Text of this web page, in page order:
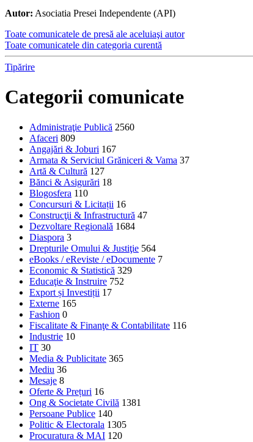
Autor: Asociatia Presei Independente (API)
Toate comunicatele de presă ale aceluiaşi autor
Toate comunicatele din categoria curentă
Tipărire
Categorii comunicate
Administraţie Publică 2560
Afaceri 809
Angajări & Joburi 167
Armata & Serviciul Grăniceri & Vama 37
Artă & Cultură 127
Bănci & Asigurări 18
Blogosfera 110
Concursuri & Licitații 16
Construcţii & Infrastructură 47
Dezvoltare Regională 1684
Diaspora 3
Drepturile Omului & Justiţie 564
eBooks / eReviste / eDocumente 7
Economic & Statistică 329
Educaţie & Instruire 752
Export și Investiții 17
Externe 165
Fashion 0
Fiscalitate & Finanţe & Contabilitate 116
Industrie 10
IT 30
Media & Publicitate 365
Mediu 36
Mesaje 8
Oferte & Prețuri 16
Ong & Societate Civilă 1381
Persoane Publice 140
Politic & Electorala 1305
Procuratura & MAI 120